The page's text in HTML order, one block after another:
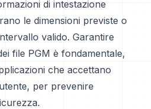
di intestazione
le dimensioni previste o
valido. Garantire
file PGM è fondamentale,
che accettano
per prevenire